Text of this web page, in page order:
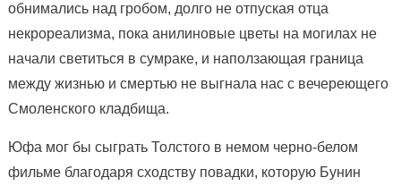
обнимались над гробом, долго не отпуская отца
некрореализма, пока анилиновые цветы на могилах не
начали светиться в сумраке, и наползающая граница
между жизнью и смертью не выгнала нас с вечереющего
Смоленского кладбища.
Юфа мог бы сыграть Толстого в немом черно-белом
фильме благодаря сходству повадки, которую Бунин